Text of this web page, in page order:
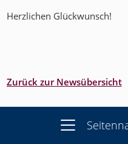
Herzlichen Glückwunsch!
Zurück zur Newsübersicht